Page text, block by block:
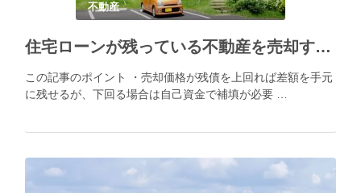
不動産
住宅ローンが残っている不動産を売却する方法
この記事のポイント ・売却価格が残債を上回れば差額を手元
に残せるが、下回る場合は自己資金で補填が必要 …